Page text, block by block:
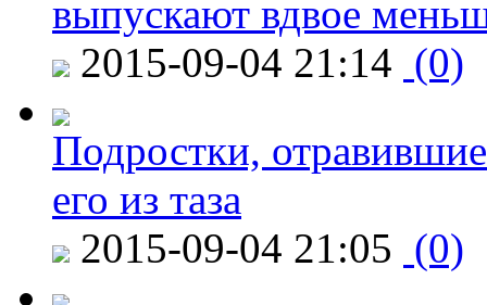
выпускают вдвое
2015-09-04 21:14 (0)
Подростки,
его из таза
2015-09-04 21:05 (0)